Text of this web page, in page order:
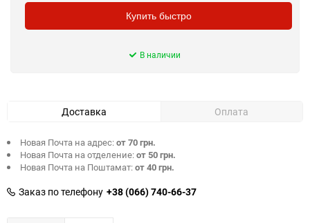
Купить быстро
В наличии
Доставка Оплата
Новая Почта на адрес:от 70 грн.
Новая Почта на отделение:от 50 грн.
Новая Почта на Поштамат:от 40 грн.
Заказ по телефону +38 (066) 740-66-37